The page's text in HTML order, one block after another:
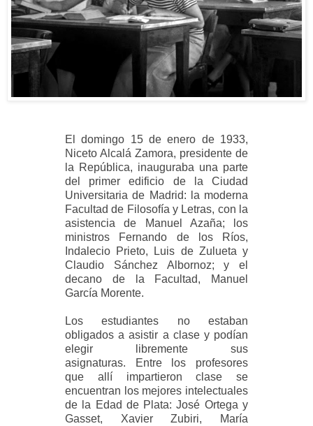
El domingo 15 de enero de 1933,
Niceto Alcalá Zamora, presidente de
la República, inauguraba una parte
del primer edificio de la Ciudad
Universitaria de Madrid: la moderna
Facultad de Filosofía y Letras, con la
asistencia de Manuel Azaña; los
ministros Fernando de los Ríos,
Indalecio Prieto, Luis de Zulueta y
Claudio Sánchez Albornoz; y el
decano de la Facultad, Manuel
García Morente.
Los estudiantes no estaban
obligados a asistir a clase y podían
elegir libremente sus
asignaturas. Entre los profesores
que allí impartieron clase se
encuentran los mejores intelectuales
de la Edad de Plata: José Ortega y
Gasset, Xavier Zubiri, María